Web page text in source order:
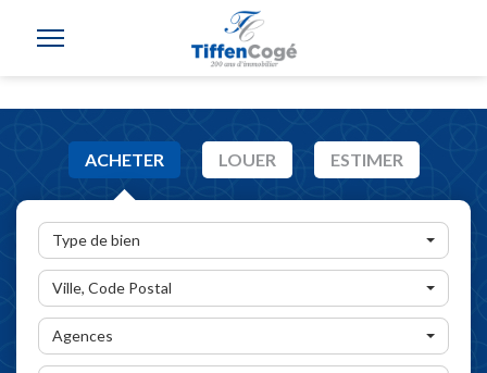
ACHETER LOUER ESTIMER
Type de bien
Ville, Code Postal
Agences